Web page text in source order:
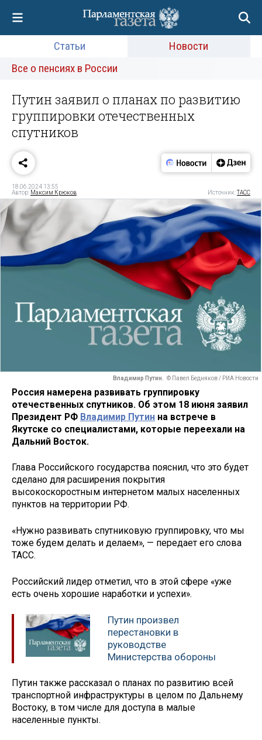
Статьи
Новости
Все о пенсиях в России
Путин заявил о планах по развитию
группировки отечественных
спутников
18.06.2024 13:55
Автор: Максим Крюков Источник:ТАСС
Владимир Путин. © Павел Бедняков / РИА Новости
Россия намерена развивать группировку
отечественных спутников. Об этом 18 июня заявил
Президент РФ Владимир Путин на встрече в
Якутске со специалистами, которые переехали на
Дальний Восток.
Глава Российского государства пояснил, что это будет
сделано для расширения покрытия
высокоскоростным интернетом малых населенных
пунктов на территории РФ.
«Нужно развивать спутниковую группировку, что мы
тоже будем делать и делаем», — передает его слова
ТАСС.
Российский лидер отметил, что в этой сфере «уже
есть очень хорошие наработки и успехи».
Путин произвел
перестановки в
руководстве
Министерства обороны
Путин также рассказал о планах по развитию всей
транспортной инфраструктуры в целом по Дальнему
Востоку, в том числе для доступа в малые
населенные пункты.